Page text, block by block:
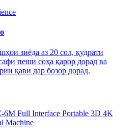
зиёда аз 20 сол, қудрати
пеши соҳа қарор дорад ва
қавӣ дар бозор дорад.